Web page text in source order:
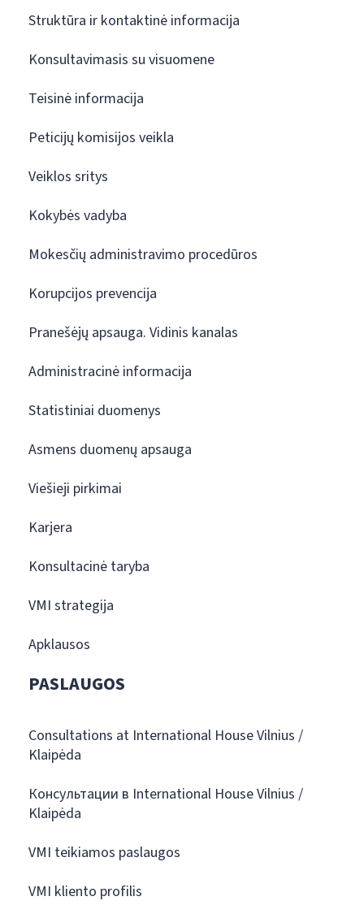
Struktūra ir kontaktinė informacija
Konsultavimasis su visuomene
Teisinė informacija
Peticijų komisijos veikla
Veiklos sritys
Kokybės vadyba
Mokesčių administravimo procedūros
Korupcijos prevencija
Pranešėjų apsauga. Vidinis kanalas
Administracinė informacija
Statistiniai duomenys
Asmens duomenų apsauga
Viešieji pirkimai
Karjera
Konsultacinė taryba
VMI strategija
Apklausos
PASLAUGOS
Consultations at International House Vilnius /
Klaipėda
Консультации в International House Vilnius /
Klaipėda
VMI teikiamos paslaugos
VMI kliento profilis